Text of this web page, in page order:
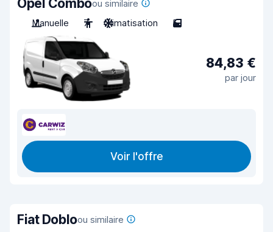
Opel Comboou similaire
Manuelle
7 Climatisation 5
84,83 €
par jour
Voir l'offre
Fiat Dobloou similaire